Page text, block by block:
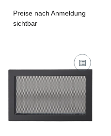
Preise nach Anmeldung
sichtbar